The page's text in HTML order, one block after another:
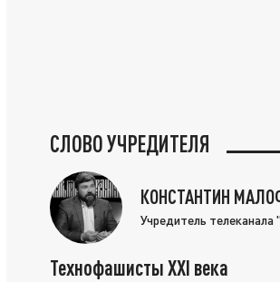
СЛОВО УЧРЕДИТЕЛЯ
КОНСТАНТИН
Учредитель
Технофашисты XXI века